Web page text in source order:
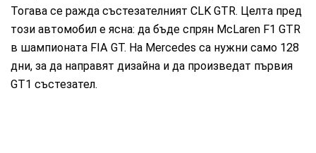
Тогава се ражда състезателният CLK GTR. Целта пред
този автомобил е ясна: да бъде спрян McLaren F1 GTR
в шампионата FIA GT. На Mercedes са нужни само 128
дни, за да направят дизайна и да произведат първия
GT1 състезател.